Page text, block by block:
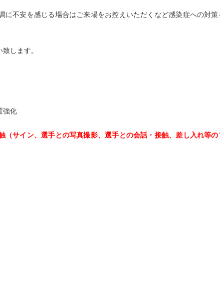
に不安を感じる場合はご来場をお控えいただくなど感染症への対策
します。
強化
（サイン、選手との写真撮影、選手との会話・接触、差し入れ等の